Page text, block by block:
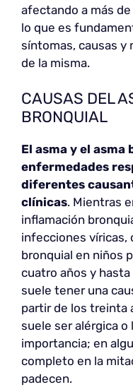
afectando a más
lo que es
síntomas, causas y
de la misma.
CAUSAS DEL
BRONQUIAL
El asma y el asma
enfermedades
diferentes
clínicas. Mientras
inflamación
infecciones víricas,
bronquial en niños
cuatro años y
suele tener una
partir de los treinta
suele ser alérgica o
importancia; en
completo en la
padecen.